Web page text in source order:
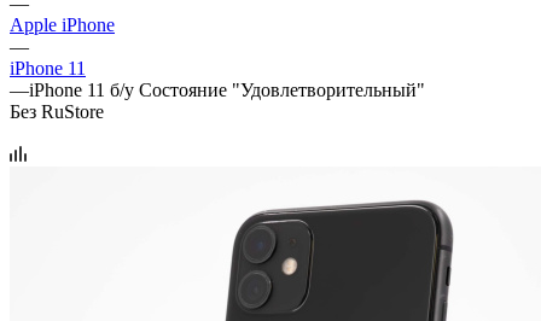
Apple iPhone
—
iPhone 11
—iPhone 11 б/у Состояние "Удовлетворительный"
Без RuStore